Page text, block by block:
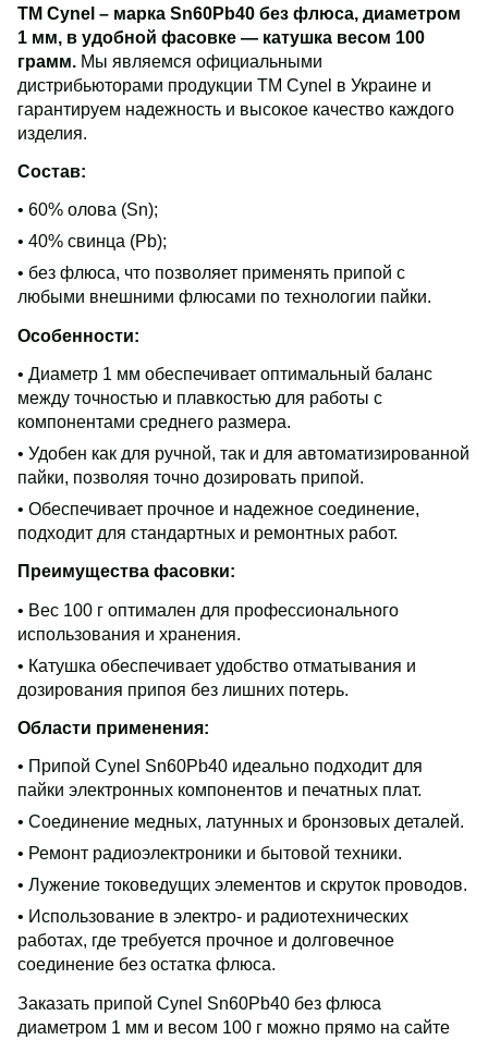
ТМ Cynel – марка Sn60Pb40 без флюса, диаметром
1 мм, в удобной фасовке — катушка весом 100
грамм. Мы являемся официальными
дистрибьюторами продукции ТМ Cynel в Украине и
гарантируем надежность и высокое качество каждого
изделия.
Состав:
• 60% олова (Sn);
• 40% свинца (Pb);
• без флюса, что позволяет применять припой с
любыми внешними флюсами по технологии пайки.
Особенности:
• Диаметр 1 мм обеспечивает оптимальный баланс
между точностью и плавкостью для работы с
компонентами среднего размера.
• Удобен как для ручной, так и для автоматизированной
пайки, позволяя точно дозировать припой.
• Обеспечивает прочное и надежное соединение,
подходит для стандартных и ремонтных работ.
Преимущества фасовки:
• Вес 100 г оптимален для профессионального
использования и хранения.
• Катушка обеспечивает удобство отматывания и
дозирования припоя без лишних потерь.
Области применения:
• Припой Cynel Sn60Pb40 идеально подходит для
пайки электронных компонентов и печатных плат.
• Соединение медных, латунных и бронзовых деталей.
• Ремонт радиоэлектроники и бытовой техники.
• Лужение токоведущих элементов и скруток проводов.
• Использование в электро- и радиотехнических
работах, где требуется прочное и долговечное
соединение без остатка флюса.
Заказать припой Cynel Sn60Pb40 без флюса
диаметром 1 мм и весом 100 г можно прямо на сайте